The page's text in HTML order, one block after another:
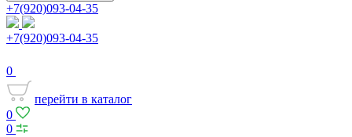
+7(920)093-04-35
+7(920)093-04-35
0
перейти в каталог
0
0